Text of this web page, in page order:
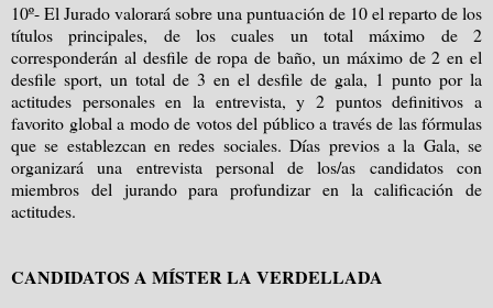
10º- El Jurado valorará sobre una puntuación de 10 el reparto de los
títulos principales, de los cuales un total máximo de 2
corresponderán al desfile de ropa de baño, un máximo de 2 en el
desfile sport, un total de 3 en el desfile de gala, 1 punto por la
actitudes personales en la entrevista, y 2 puntos definitivos a
favorito global a modo de votos del público a través de las fórmulas
que se establezcan en redes sociales. Días previos a la Gala, se
organizará una entrevista personal de los/as candidatos con
miembros del jurando para profundizar en la calificación de
actitudes.
CANDIDATOS A MÍSTER LA VERDELLADA